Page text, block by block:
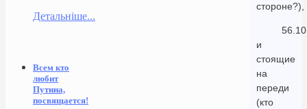
стороне?),
56.10
и
стоящие
на
переди
(кто
Детальніше...
Всем кто
любит
Путина,
посвящается!